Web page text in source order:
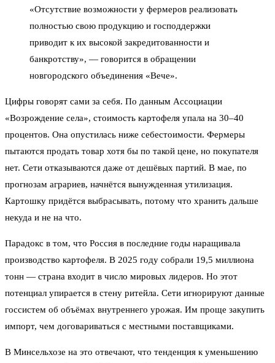
«Отсутствие возможности у фермеров реализовать
полностью свою продукцию и господдержки
приводит к их высокой закредитованности и
банкротству», — говорится в обращении
новгородского объединения «Вече».
Цифры говорят сами за себя. По данным Ассоциации
«Возрождение села», стоимость картофеля упала на 30–40
процентов. Она опустилась ниже себестоимости. Фермеры
пытаются продать товар хотя бы по такой цене, но покупателя
нет. Сети отказываются даже от дешёвых партий. В мае, по
прогнозам аграриев, начнётся вынужденная утилизация.
Картошку придётся выбрасывать, потому что хранить дальше
некуда и не на что.
Парадокс в том, что Россия в последние годы наращивала
производство картофеля. В 2025 году собрали 19,5 миллиона
тонн — страна входит в число мировых лидеров. Но этот
потенциал упирается в стену ритейла. Сети игнорируют данные
госсистем об объёмах внутреннего урожая. Им проще закупить
импорт, чем договариваться с местными поставщиками.
В Минсельхозе на это отвечают, что тенденция к уменьшению